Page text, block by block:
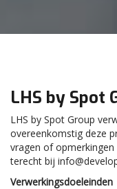
LHS by Spot
LHS by Spot Group
overeenkomstig deze
vragen of
terecht bij
Verwerkingsdoeleinden